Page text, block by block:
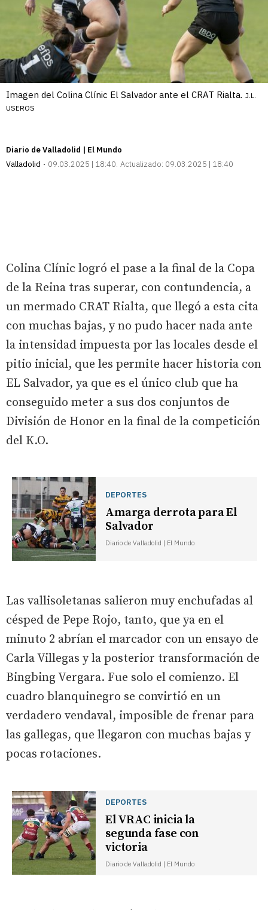
Imagen del Colina Clínic El Salvador ante el CRAT Rialta. J.L.
USEROS
Diario de Valladolid | El Mundo
Valladolid
09.03.2025 | 18:40 Actualizado: 09.03.2025 | 18:40
Colina Clínic logró el pase a la final de la Copa
de la Reina tras superar, con contundencia, a
un mermado CRAT Rialta, que llegó a esta cita
con muchas bajas, y no pudo hacer nada ante
la intensidad impuesta por las locales desde el
pitio inicial, que les permite hacer historia con
EL Salvador, ya que es el único club que ha
conseguido meter a sus dos conjuntos de
División de Honor en la final de la competición
del K.O.
DEPORTES
Amarga derrota para El
Salvador
Diario de Valladolid | El Mundo
Las vallisoletanas salieron muy enchufadas al
césped de Pepe Rojo, tanto, que ya en el
minuto 2 abrían el marcador con un ensayo de
Carla Villegas y la posterior transformación de
Bingbing Vergara. Fue solo el comienzo. El
cuadro blanquinegro se convirtió en un
verdadero vendaval, imposible de frenar para
las gallegas, que llegaron con muchas bajas y
pocas rotaciones.
DEPORTES
El VRAC inicia la
segunda fase con
victoria
Diario de Valladolid | El Mundo